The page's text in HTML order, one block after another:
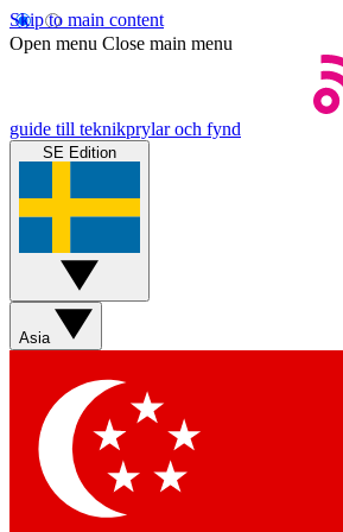
Skip to main content
Open menu Close main menu
guide till teknikprylar och fynd
SE Edition
Asia